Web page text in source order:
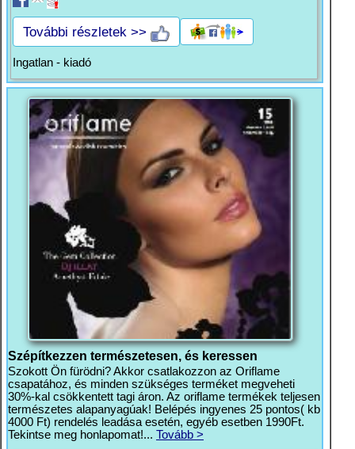
További részletek >>
Ingatlan - kiadó
Szépítkezzen természetesen, és keressen
Szokott Ön fürödni? Akkor csatlakozzon az Oriflame
csapatához, és minden szükséges terméket megveheti
30%-kal csökkentett tagi áron. Az oriflame termékek teljesen
természetes alapanyagúak! Belépés ingyenes 25 pontos( kb
4000 Ft) rendelés leadása esetén, egyéb esetben 1990Ft.
Tekintse meg honlapomat!... Tovább >